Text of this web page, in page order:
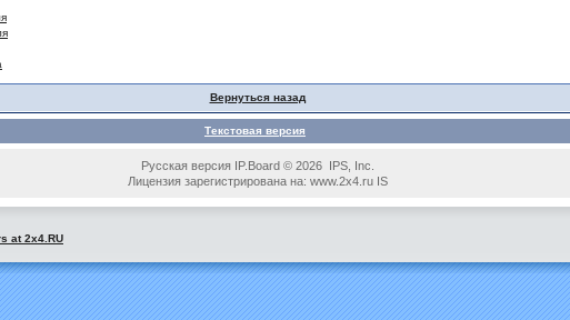
Вернуться назад
Текстовая версия
Русская версия IP.Board © 2026 IPS, Inc.
Лицензия зарегистрирована на: www.2x4.ru IS
at 2x4.RU